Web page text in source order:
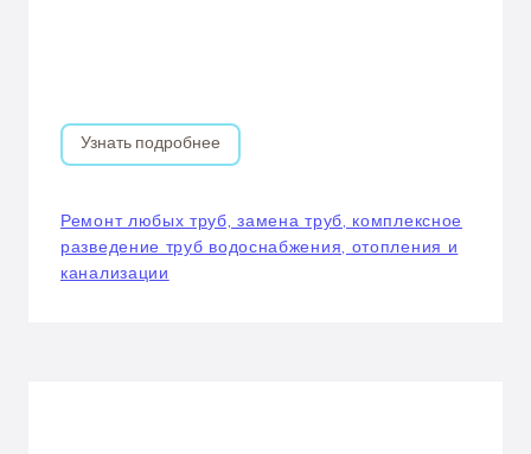
Узнать подробнее
Ремонт любых труб, замена труб, комплексное
разведение труб водоснабжения, отопления и
канализации